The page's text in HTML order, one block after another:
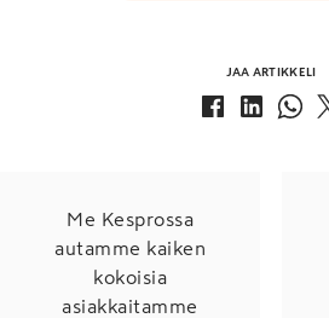
JAA ARTIKKELI
Me Kesprossa
autamme kaiken
kokoisia
asiakkaitamme